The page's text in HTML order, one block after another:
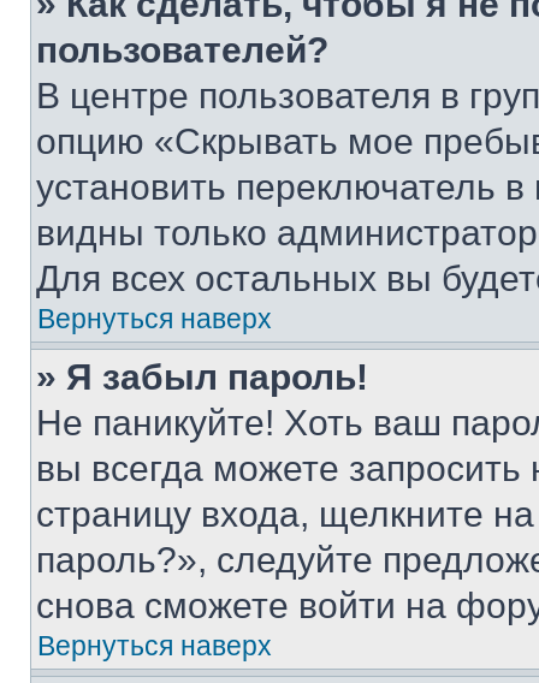
пользователей?
В центре пользователя в
опцию «Скрывать мое
установить переключатель
видны только
Для всех остальных вы
Вернуться наверх
» Я забыл пароль!
Не паникуйте! Хоть ваш
вы всегда можете
страницу входа, щелкните
пароль?», следуйте
снова сможете войти на
Вернуться наверх